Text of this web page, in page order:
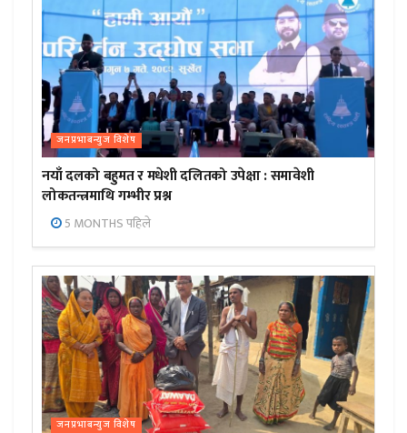
जनप्रभाबन्युज विशेष
नयाँ दलको बहुमत र मधेशी दलितको उपेक्षा : समावेशी
लोकतन्त्रमाथि गम्भीर प्रश्न
5 MONTHS पहिले
जनप्रभाबन्युज विशेष